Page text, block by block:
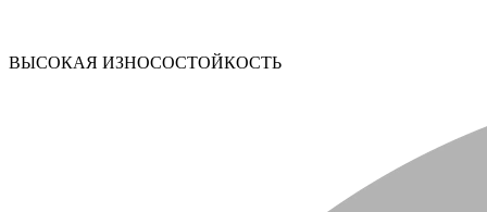
ВЫСОКАЯ ИЗНОСОСТОЙКОСТЬ